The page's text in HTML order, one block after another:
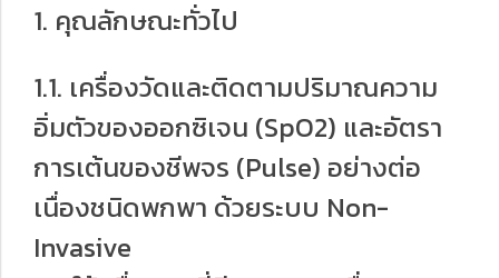
1. คุณลักษณะทั่วไป
1.1. เครื่องวัดและติดตามปริมาณความ
อิ่มตัวของออกซิเจน (SpO2) และอัตรา
การเต้นของชีพจร (Pulse) อย่างต่อ
เนื่องชนิดพกพา ด้วยระบบ Non-
Invasive